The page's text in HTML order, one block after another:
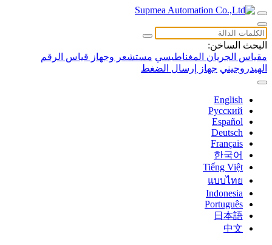
البحث الساخن:
مقياس الجريان المغناطيسي مستشعر وجهاز قياس الرقم
الهيدروجيني جهاز إرسال الضغط
English
Русский
Español
Deutsch
Français
한국어
Tiếng Việt
แบบไทย
Indonesia
Português
日本語
中文